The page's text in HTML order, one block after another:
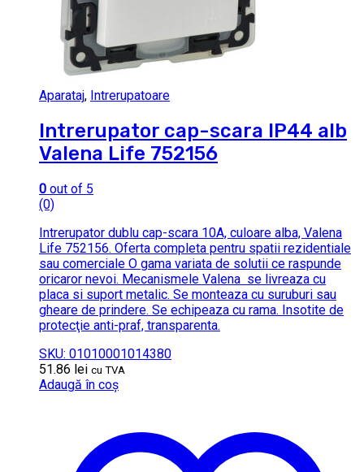
Aparataj, Intrerupatoare
Intrerupator cap-scara IP44 alb
Valena Life 752156
0 out of 5
(0)
Intrerupator dublu cap-scara 10A, culoare alba, Valena
Life 752156. Oferta completa pentru spatii rezidentiale
sau comerciale O gama variata de solutii ce raspunde
oricaror nevoi. Mecanismele Valena se livreaza cu
placa si suport metalic. Se monteaza cu suruburi sau
gheare de prindere. Se echipeaza cu rama. Insotite de
protecţie anti-praf, transparenta.
SKU: 01010001014380
51.86 lei cu TVA
Adaugă în coș